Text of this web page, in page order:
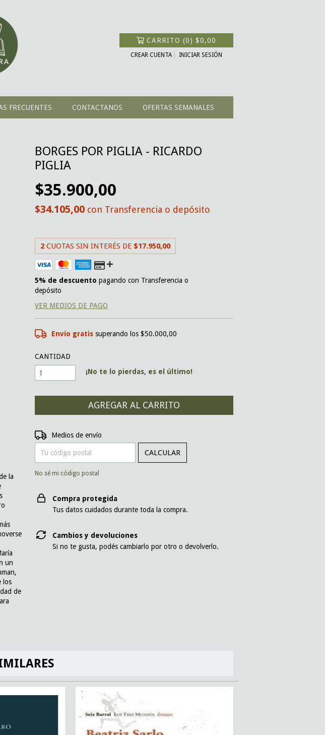
CARRITO (0)$0,00
CREAR CUENTA INICIAR SESIÓN
FRECUENTES CONTACTANOS OFERTAS SEMANALES
la
un
los
de
BORGES POR PIGLIA - RICARDO
PIGLIA
$35.900,00
$34.105,00 con Transferencia o depósito
2 CUOTAS SIN INTERÉS DE $17.950,00
5% de descuento pagando con Transferencia o
depósito
VER MEDIOS DE PAGO
Envío gratis superando los $50.000,00
CANTIDAD
¡No te lo pierdas, es el último!
Entregas para el CP:
Medios de envío
CALCULAR
No sé mi código postal
Compra protegida
Tus datos cuidados durante toda la compra.
Cambios y devoluciones
Si no te gusta, podés cambiarlo por otro o devolverlo.